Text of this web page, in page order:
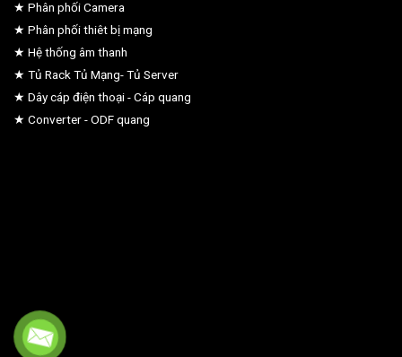
★ Phân phối Camera
★ Phân phối thiêt bị mạng
★ Hệ thống âm thanh
★ Tủ Rack Tủ Mạng- Tủ Server
★ Dây cáp điện thoại - Cáp quang
★ Converter - ODF quang